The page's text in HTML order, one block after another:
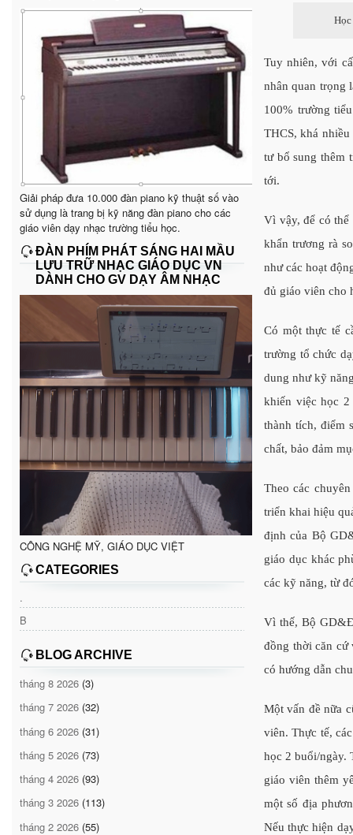
Giải pháp đưa 10.000 đàn piano kỹ thuật số vào
sử dụng là trang bị kỹ năng đàn piano cho các
giáo viên dạy nhạc trường tiểu học.
ĐÀN PHÍM PHÁT SÁNG HAI MẦU
LƯU TRỮ NHẠC GIÁO DỤC VN
DÀNH CHO GV DẠY ÂM NHẠC
CÔNG NGHỆ MỸ, GIÁO DỤC VIỆT
CATEGORIES
.
B
BLOG ARCHIVE
tháng 8 2026 (3)
tháng 7 2026 (32)
tháng 6 2026 (31)
tháng 5 2026 (73)
tháng 4 2026 (93)
tháng 3 2026 (113)
tháng 2 2026 (55)
Tuy nhiên, với
nhân quan trọng
100% trường
THCS, khá
tư bổ sung thêm
tới.
Vì vậy, để có thể
khẩn trương rà
như các hoạt
đủ giáo viên cho
Có một thực tế
trường tổ chức
dung như kỹ
khiến việc học 2
thành tích, điểm
chất, bảo đảm
Theo các
triển khai hiệu
định của Bộ
giáo dục khác
các kỹ năng, từ
Vì thế, Bộ
đồng thời căn cứ
có hướng dẫn
Một vấn đề nữa
viên. Thực tế,
học 2 buổi/ngày.
giáo viên thêm
một số địa
Nếu thực hiện